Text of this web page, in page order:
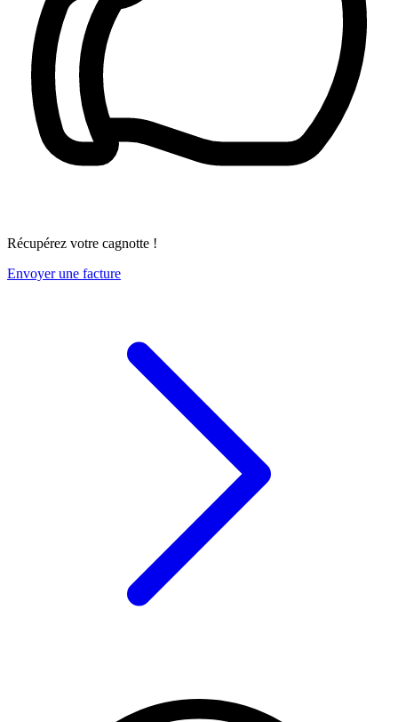
Récupérez votre cagnotte !
Envoyer une facture